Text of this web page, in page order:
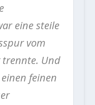
eine steile
vom
trennte. Und
feinen